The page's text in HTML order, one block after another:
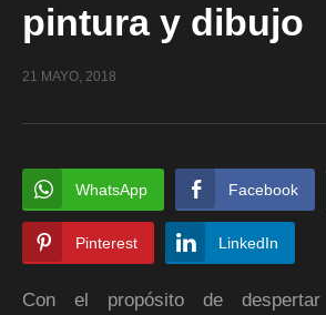
pintura y dibujo
21 MAYO, 2018
WhatsApp Facebook
Pinterest LinkedIn
Con el propósito de